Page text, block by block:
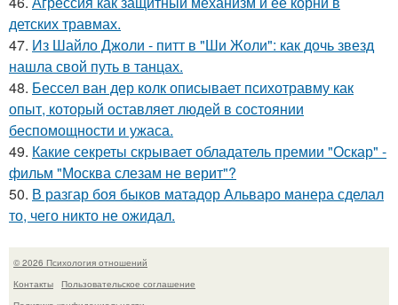
детских травмах.
47. Из Шайло Джоли - питт в "Ши Жоли": как дочь звезд
нашла свой путь в танцах.
48. Бессел ван дер колк описывает психотравму как
опыт, который оставляет людей в состоянии
беспомощности и ужаса.
49. Какие секреты скрывает обладатель премии "Оскар" -
фильм "Москва слезам не верит"?
50. В разгар боя быков матадор Альваро манера сделал
то, чего никто не ожидал.
© 2026 Психология отношений
Контакты
Пользовательское соглашение